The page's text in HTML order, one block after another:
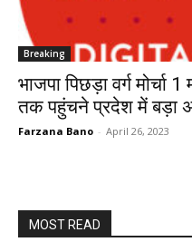
Breaking
भाजपा पिछड़ा वर्ग
तक पहुंचने प्रदेश में बड़ा
Farzana Bano - April 26, 2023
MOST READ